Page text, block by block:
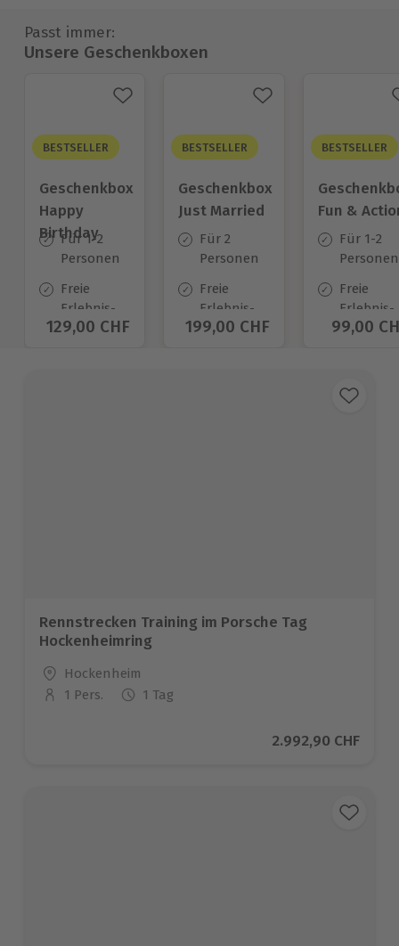
Passt immer:
Unsere Geschenkboxen
BESTSELLER
Geschenkbox
Happy
Birthday
Für 1-2
Personen
Freie
Erlebnis-
Auswahl
Aktueller Preis
129,00 CHF
BESTSELLER
Geschenkbox
Just Married
Für 2
Personen
Freie
Erlebnis-
Auswahl
Aktueller Preis
199,00 CHF
BESTSELLER
Fun &
Für 1-2
Personen
Freie
Erlebnis-
Auswahl
99,00
Rennstrecken Training im Porsche Tag
Hockenheimring
Standort
Hockenheim
Anzahl der Teilnehmer
1 Pers. 1 Tag
Aktueller Preis
2.992,90 CHF